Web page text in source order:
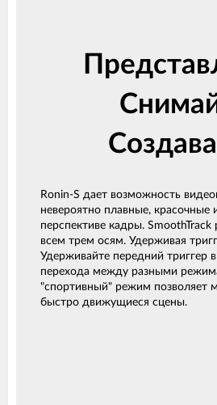
Ronin-S дает возможность
невероятно плавные, красочные
перспективе кадры.
всем трем осям. Удерживая
Удерживайте передний триггер
перехода между разными
"спортивный" режим позволяет
быстро движущиеся сцены.